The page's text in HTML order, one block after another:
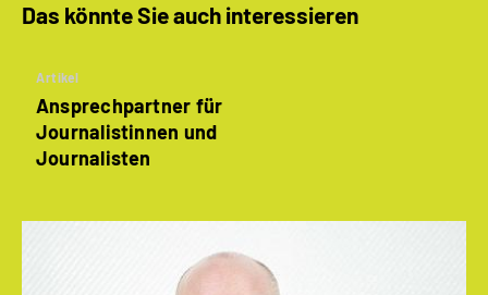
Das könnte Sie auch interessieren
Artikel
Ansprechpartner für
Journalistinnen und
Journalisten